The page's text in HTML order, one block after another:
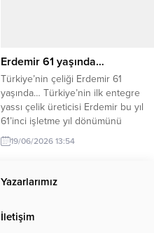
Erdemir 61 yaşında…
Türkiye’nin çeliği Erdemir 61
yaşında… Türkiye’nin ilk entegre
yassı çelik üreticisi Erdemir bu yıl
61’inci işletme yıl dönümünü
kutluyor. Geçmişten günümüze
üretim yolculuğunda ülke
istihdamına güçlü katkılar sunan
vizyonuyla buluşturuyor. Küresel
19/06/2026 13:54
Yazarlarımız
İletişim